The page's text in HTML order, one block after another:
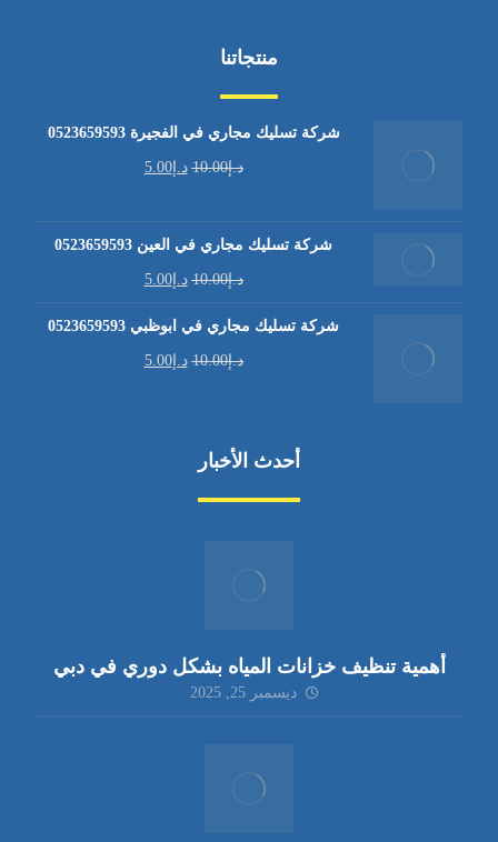
منتجاتنا
شركة تسليك مجاري في الفجيرة 0523659593
د.إ10.00 د.إ5.00
شركة تسليك مجاري في العين 0523659593
د.إ10.00 د.إ5.00
شركة تسليك مجاري في ابوظبي 0523659593
د.إ10.00 د.إ5.00
أحدث الأخبار
أهمية تنظيف خزانات المياه بشكل دوري في دبي
ديسمبر 25, 2025